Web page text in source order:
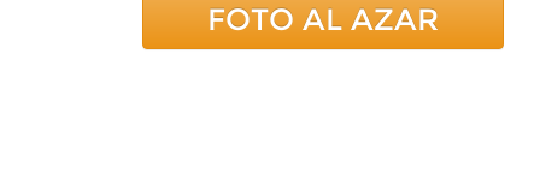
FOTO AL AZAR